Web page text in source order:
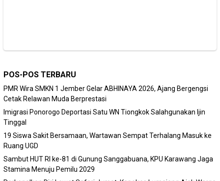
POS-POS TERBARU
PMR Wira SMKN 1 Jember Gelar ABHINAYA 2026, Ajang Bergengsi
Cetak Relawan Muda Berprestasi
Imigrasi Ponorogo Deportasi Satu WN Tiongkok Salahgunakan Ijin
Tinggal
19 Siswa Sakit Bersamaan, Wartawan Sempat Terhalang Masuk ke
Ruang UGD
Sambut HUT RI ke-81 di Gunung Sanggabuana, KPU Karawang Jaga
Stamina Menuju Pemilu 2029